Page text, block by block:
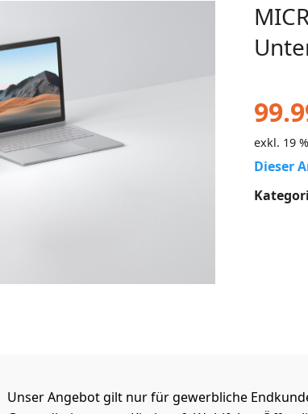
exkl. 19
Dieser
Unser Angebot gilt nur für gewerbliche